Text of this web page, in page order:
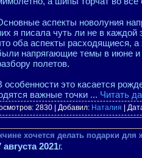
аспекты новолуния
я писала чуть ли не в каждой
оба аспекты расходящиеся,
напрягающие темы в июне
полетов.
особенности это касается
важные точки ... Читать
2830 | Добавил: Наталия |
хочется делать подарки для
августа 2021г.